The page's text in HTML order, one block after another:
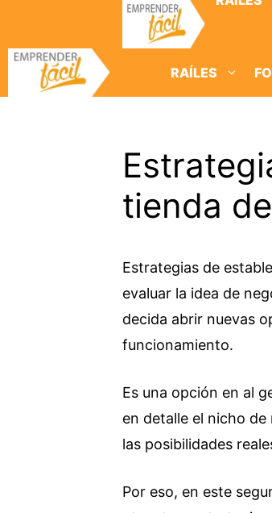
contenido
RAÍLES
tienda
Estrategias de
evaluar la idea de
decida abrir nuevas
funcionamiento.
Es una opción en al
en detalle el nicho
las posibilidades
Por eso, en este